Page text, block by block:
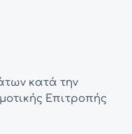
κατά την
Επιτροπής